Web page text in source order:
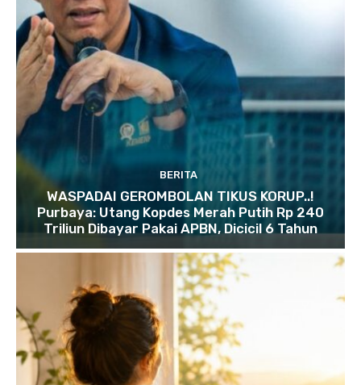
BERITA
WASPADAI GEROMBOLAN TIKUS KORUP..!
Purbaya: Utang Kopdes Merah Putih Rp 240
Triliun Dibayar Pakai APBN, Dicicil 6 Tahun